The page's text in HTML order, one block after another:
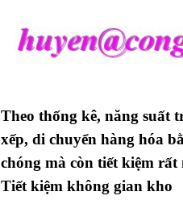
Theo thống kê, năng suất
xếp, di chuyển hàng hóa
chóng mà còn tiết kiệm
Tiết kiệm không gian kho